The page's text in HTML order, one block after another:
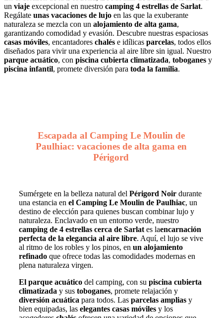
un viaje excepcional en nuestro camping 4 estrellas de Sarlat.
Regálate unas vacaciones de lujo en las que la exuberante
naturaleza se mezcla con un alojamiento de alta gama,
garantizando comodidad y evasión. Descubre nuestras espaciosas
casas móviles, encantadores chalés e idílicas parcelas, todos ellos
diseñados para vivir una experiencia al aire libre sin igual. Nuestro
parque acuático, con piscina cubierta climatizada, toboganes y
piscina infantil, promete diversión para toda la familia.
Escapada al Camping Le Moulin de
Paulhiac: vacaciones de alta gama en
Périgord
Sumérgete en la belleza natural del Périgord Noir durante
una estancia en el Camping Le Moulin de Paulhiac, un
destino de elección para quienes buscan combinar lujo y
naturaleza. Enclavado en un entorno verde, nuestro
camping de 4 estrellas cerca de Sarlat es laencarnación
perfecta de la elegancia al aire libre. Aquí, el lujo se vive
al ritmo de los robles y los pinos, en un alojamiento
refinado que ofrece todas las comodidades modernas en
plena naturaleza virgen.
El parque acuático del camping, con su piscina cubierta
climatizada y sus toboganes, promete relajación y
diversión acuática para todos. Las parcelas amplias y
bien equipadas, las elegantes casas móviles y los